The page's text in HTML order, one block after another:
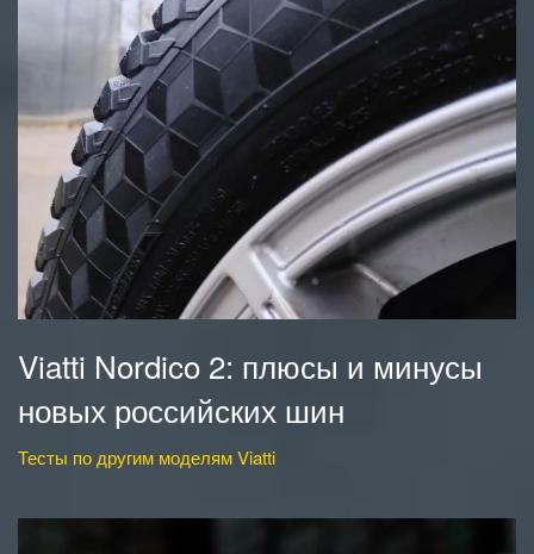
Viatti Nordico 2: плюсы и минусы
новых российских шин
Тесты по другим моделям Viatti